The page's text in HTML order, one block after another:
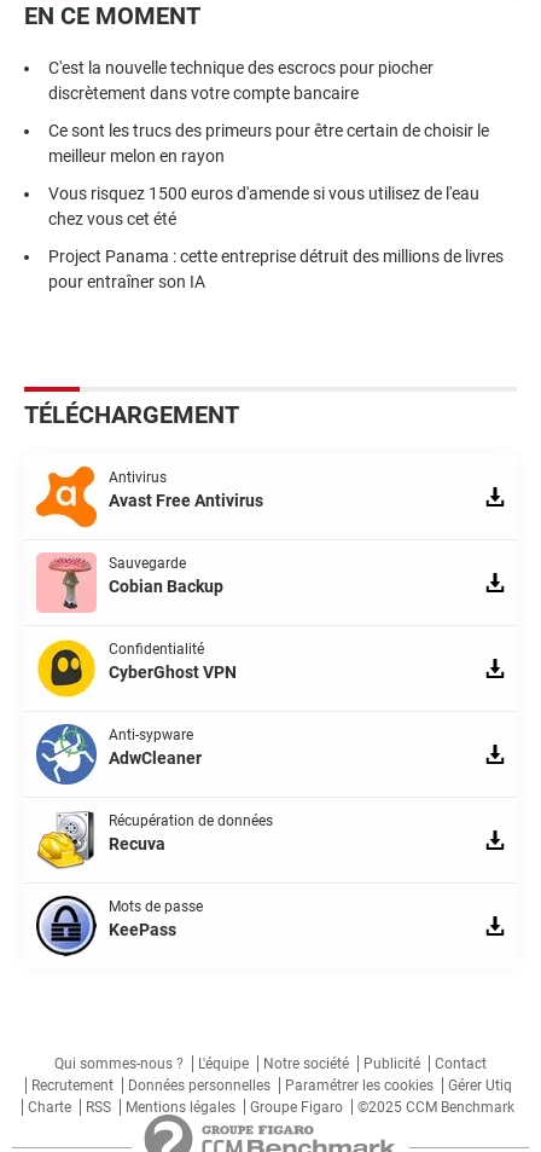
EN CE MOMENT
C'est la nouvelle technique des escrocs pour piocher
discrètement dans votre compte bancaire
Ce sont les trucs des primeurs pour être certain de choisir le
meilleur melon en rayon
Vous risquez 1500 euros d'amende si vous utilisez de l'eau
chez vous cet été
Project Panama : cette entreprise détruit des millions de livres
pour entraîner son IA
TÉLÉCHARGEMENT
Antivirus
Avast Free Antivirus
Sauvegarde
Cobian Backup
Confidentialité
CyberGhost VPN
Anti-sypware
AdwCleaner
Récupération de données
Recuva
Mots de passe
KeePass
Qui sommes-nous ? L'équipe Notre société Publicité
Contact
Recrutement
Données personnelles Paramétrer les cookies
Gérer Utiq
Charte
RSS Mentions légales Groupe Figaro ©2025 CCM Benchmark